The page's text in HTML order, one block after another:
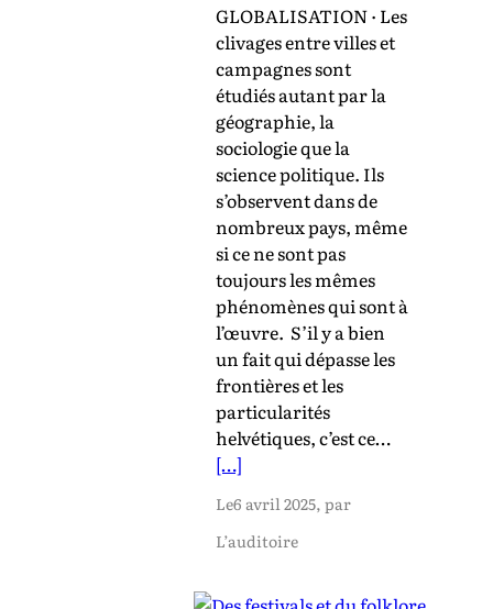
GLOBALISATION · Les
clivages entre villes et
campagnes sont
étudiés autant par la
géographie, la
sociologie que la
science politique. Ils
s’observent dans de
nombreux pays, même
si ce ne sont pas
toujours les mêmes
phénomènes qui sont à
l’œuvre. S’il y a bien
un fait qui dépasse les
frontières et les
particularités
helvétiques, c’est ce…
[…]
Le6 avril 2025, par
L’auditoire